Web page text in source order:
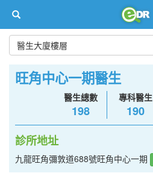
醫生大廈樓層
旺角中心一期醫生
醫生總數
198
專科醫生
190
診所地址
九龍旺角彌敦道688號旺角中心一期